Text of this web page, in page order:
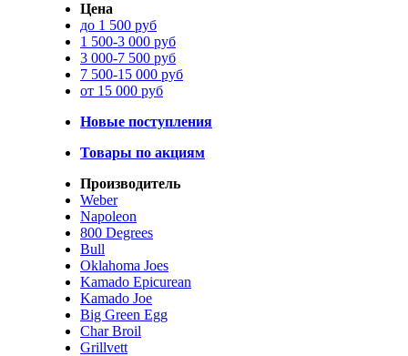
Цена
до 1 500 руб
1 500-3 000 руб
3 000-7 500 руб
7 500-15 000 руб
от 15 000 руб
Новые поступления
Товары по акциям
Производитель
Weber
Napoleon
800 Degrees
Bull
Oklahoma Joes
Kamado Epicurean
Kamado Joe
Big Green Egg
Char Broil
Grillvett